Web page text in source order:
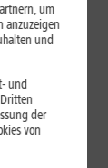
um
anzuzeigen
und
und
der
von